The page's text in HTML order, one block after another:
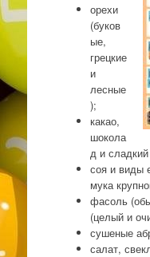
орехи
(буков
ые,
грецкие
и
лесные
);
какао,
шокола
д и
соя и виды
мука
фасоль
(целый и
сушеные
салат,